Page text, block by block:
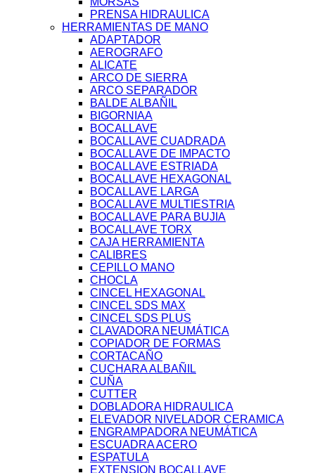
PRENSA HIDRAULICA
HERRAMIENTAS DE MANO
ADAPTADOR
AEROGRAFO
ALICATE
ARCO DE SIERRA
ARCO SEPARADOR
BALDE ALBAÑIL
BIGORNIAA
BOCALLAVE
BOCALLAVE CUADRADA
BOCALLAVE DE IMPACTO
BOCALLAVE ESTRIADA
BOCALLAVE HEXAGONAL
BOCALLAVE LARGA
BOCALLAVE MULTIESTRIA
BOCALLAVE PARA BUJIA
BOCALLAVE TORX
CAJA HERRAMIENTA
CALIBRES
CEPILLO MANO
CHOCLA
CINCEL HEXAGONAL
CINCEL SDS MAX
CINCEL SDS PLUS
CLAVADORA NEUMÁTICA
COPIADOR DE FORMAS
CORTACAÑO
CUCHARA ALBAÑIL
CUÑA
CUTTER
DOBLADORA HIDRAULICA
ELEVADOR NIVELADOR CERAMICA
ENGRAMPADORA NEUMÁTICA
ESCUADRA ACERO
ESPATULA
EXTENSION BOCALLAVE